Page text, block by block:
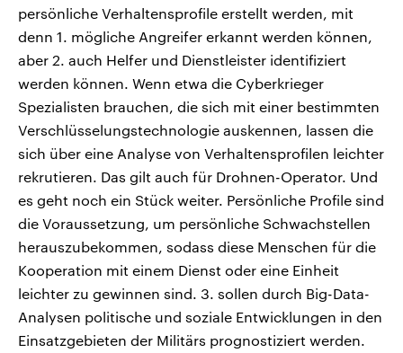
persönliche Verhaltensprofile erstellt werden, mit
denn 1. mögliche Angreifer erkannt werden können,
aber 2. auch Helfer und Dienstleister identifiziert
werden können. Wenn etwa die Cyberkrieger
Spezialisten brauchen, die sich mit einer bestimmten
Verschlüsselungstechnologie auskennen, lassen die
sich über eine Analyse von Verhaltensprofilen leichter
rekrutieren. Das gilt auch für Drohnen-Operator. Und
es geht noch ein Stück weiter. Persönliche Profile sind
die Voraussetzung, um persönliche Schwachstellen
herauszubekommen, sodass diese Menschen für die
Kooperation mit einem Dienst oder eine Einheit
leichter zu gewinnen sind. 3. sollen durch Big-Data-
Analysen politische und soziale Entwicklungen in den
Einsatzgebieten der Militärs prognostiziert werden.